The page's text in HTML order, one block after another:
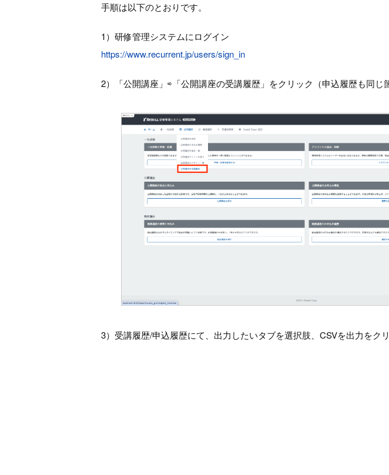
手順は以下のとおりです。
1）研修管理システムにログイン
https://www.recurrent.jp/users/sign_in
2）「公開講座」⇨「公開講座の受講履歴」をクリック（申込履歴も同じ
3）受講履歴/申込履歴にて、出力したいタブを選択肢、CSVを出力をク